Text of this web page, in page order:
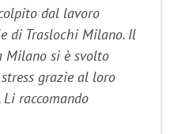
dal lavoro
di Traslochi Milano. Il
si è svolto
grazie al loro
raccomando